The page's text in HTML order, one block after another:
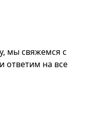
мы свяжемся с
ответим на все